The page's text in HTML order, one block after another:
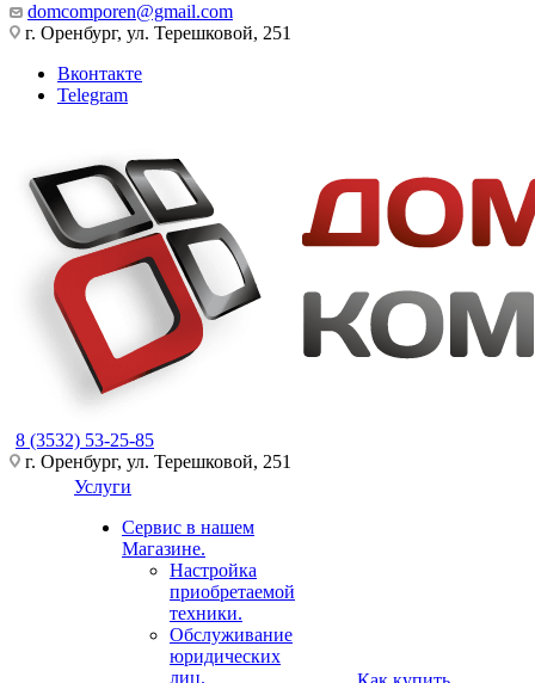
domcomporen@gmail.com
г. Оренбург, ул. Терешковой, 251
Вконтакте
Telegram
8 (3532) 53-25-85
г. Оренбург, ул. Терешковой, 251
Услуги
Сервис в нашем
Магазине.
Настройка
приобретаемой
техники.
Обслуживание
юридических
лиц.